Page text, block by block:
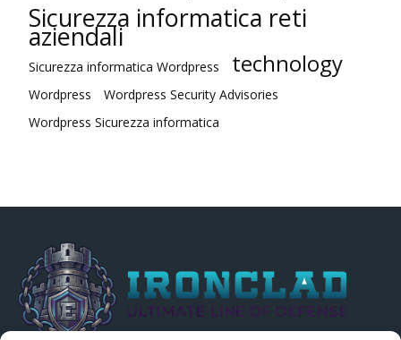
Sicurezza informatica reti
aziendali
Sicurezza informatica Wordpress technology
Wordpress
Wordpress Security Advisories
Wordpress Sicurezza informatica